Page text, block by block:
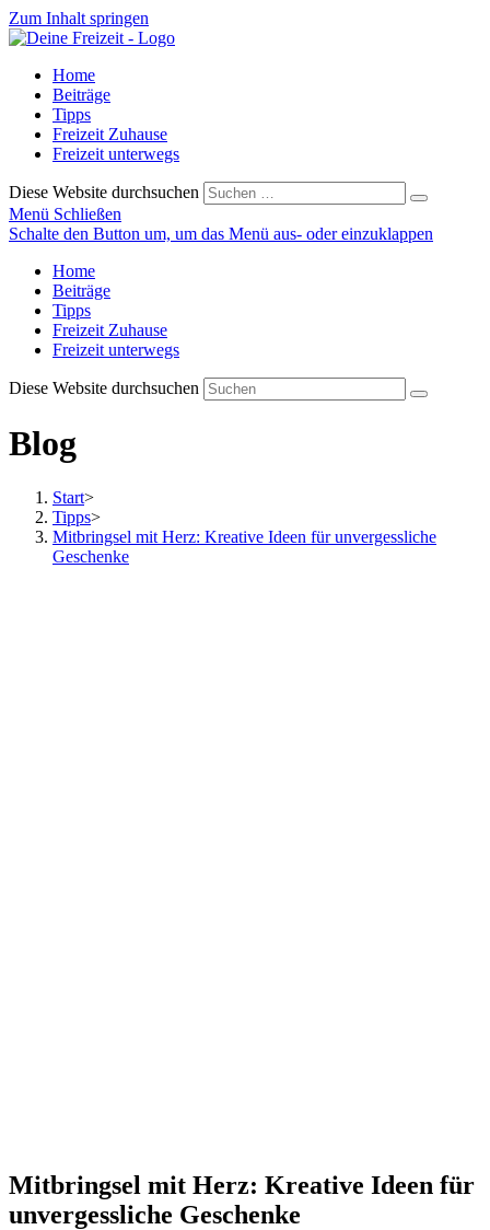
Zum Inhalt springen
Home
Beiträge
Tipps
Freizeit Zuhause
Freizeit unterwegs
Diese Website durchsuchen
Menü Schließen
Schalte den Button um, um das Menü aus- oder einzuklappen
Home
Beiträge
Tipps
Freizeit Zuhause
Freizeit unterwegs
Diese Website durchsuchen
Blog
Start>
Tipps>
Mitbringsel mit Herz: Kreative Ideen für unvergessliche
Geschenke
Mitbringsel mit Herz: Kreative Ideen für
unvergessliche Geschenke